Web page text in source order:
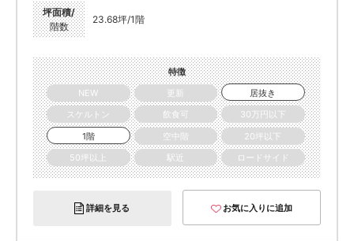
坪面積/
階数
23.68坪/1階
特徴
NEW
更新
居抜き
スケルトン
飲食可
30万円以下
1階
空中階
20坪以下
50坪以上
駅近 ロードサイド
詳細を見る お気に入りに追加